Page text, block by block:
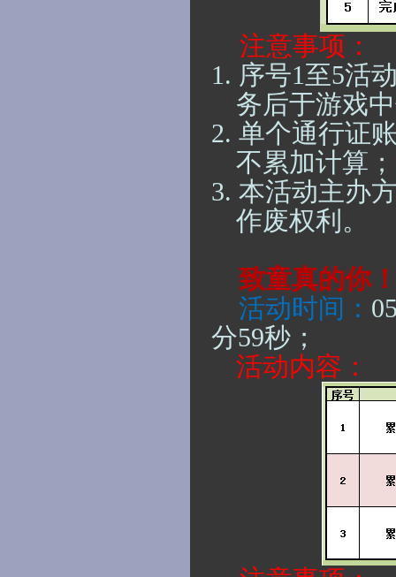
注意事项：
1. 序号1至5活
务后于游戏
2. 单个通行证
不累加计算；
3. 本活动主办
作废权利。
致童真的你
活动时间：
分59秒；
活动内容：